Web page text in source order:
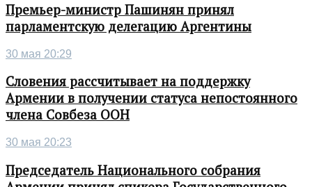
Премьер-министр Пашинян принял
парламентскую делегацию Аргентины
30 мая 20:29
Словения рассчитывает на поддержку
Армении в получении статуса непостоянного
члена Совбеза ООН
30 мая 20:23
Председатель Национального собрания